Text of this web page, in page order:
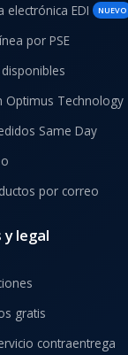
electrónica EDI NUEVO
por PSE
Optimus Technology
Same Day
por correo
legal
gratis
contraentrega